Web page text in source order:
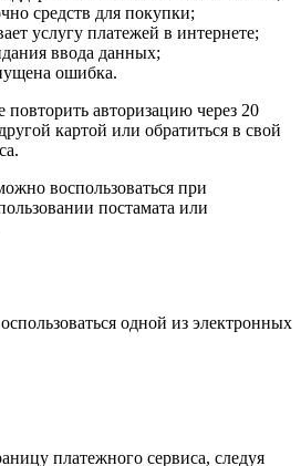
средств для покупки;
услугу платежей в интернете;
ввода данных;
ошибка.
авторизацию через 20
картой или обратиться в свой
воспользоваться при
постамата или
одной из электронных
платежного сервиса, следуя